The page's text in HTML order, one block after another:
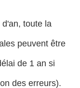
toute la
peuvent être
de 1 an si
des erreurs).